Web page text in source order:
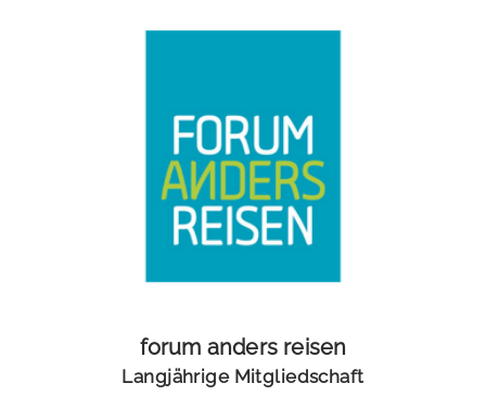
forum anders reisen
Langjährige Mitgliedschaft